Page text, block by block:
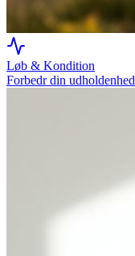
Løb & Kondition
Forbedr din udholdenhed